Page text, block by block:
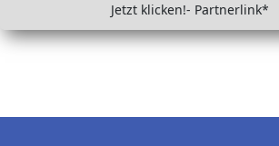
Jetzt klicken!- Partnerlink*